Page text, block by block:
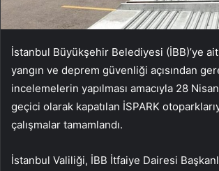
İstanbul Büyükşehir Belediyesi (İBB)’ye
yangın ve deprem güvenliği açısından
incelemelerin yapılması amacıyla 28
geçici olarak kapatılan İSPARK
çalışmalar tamamlandı.
İstanbul Valiliği, İBB İtfaiye Dairesi